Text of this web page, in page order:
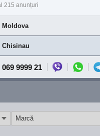
215 anunțuri
Moldova
Chisinau
069 9999 21